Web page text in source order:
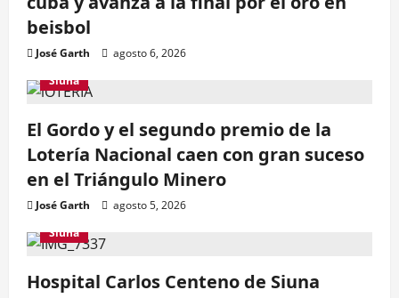
beisbol
José Garth
agosto 6, 2026
Siuna
El Gordo y el segundo premio de la
Lotería Nacional caen con gran suceso
en el Triángulo Minero
José Garth
agosto 5, 2026
Siuna
Hospital Carlos Centeno de Siuna